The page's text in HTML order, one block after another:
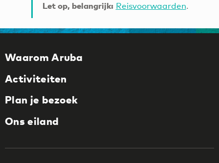
Let op, belangrijk: Reisvoorwaarden.
Waarom Aruba
Activiteiten
Plan je bezoek
Ons eiland